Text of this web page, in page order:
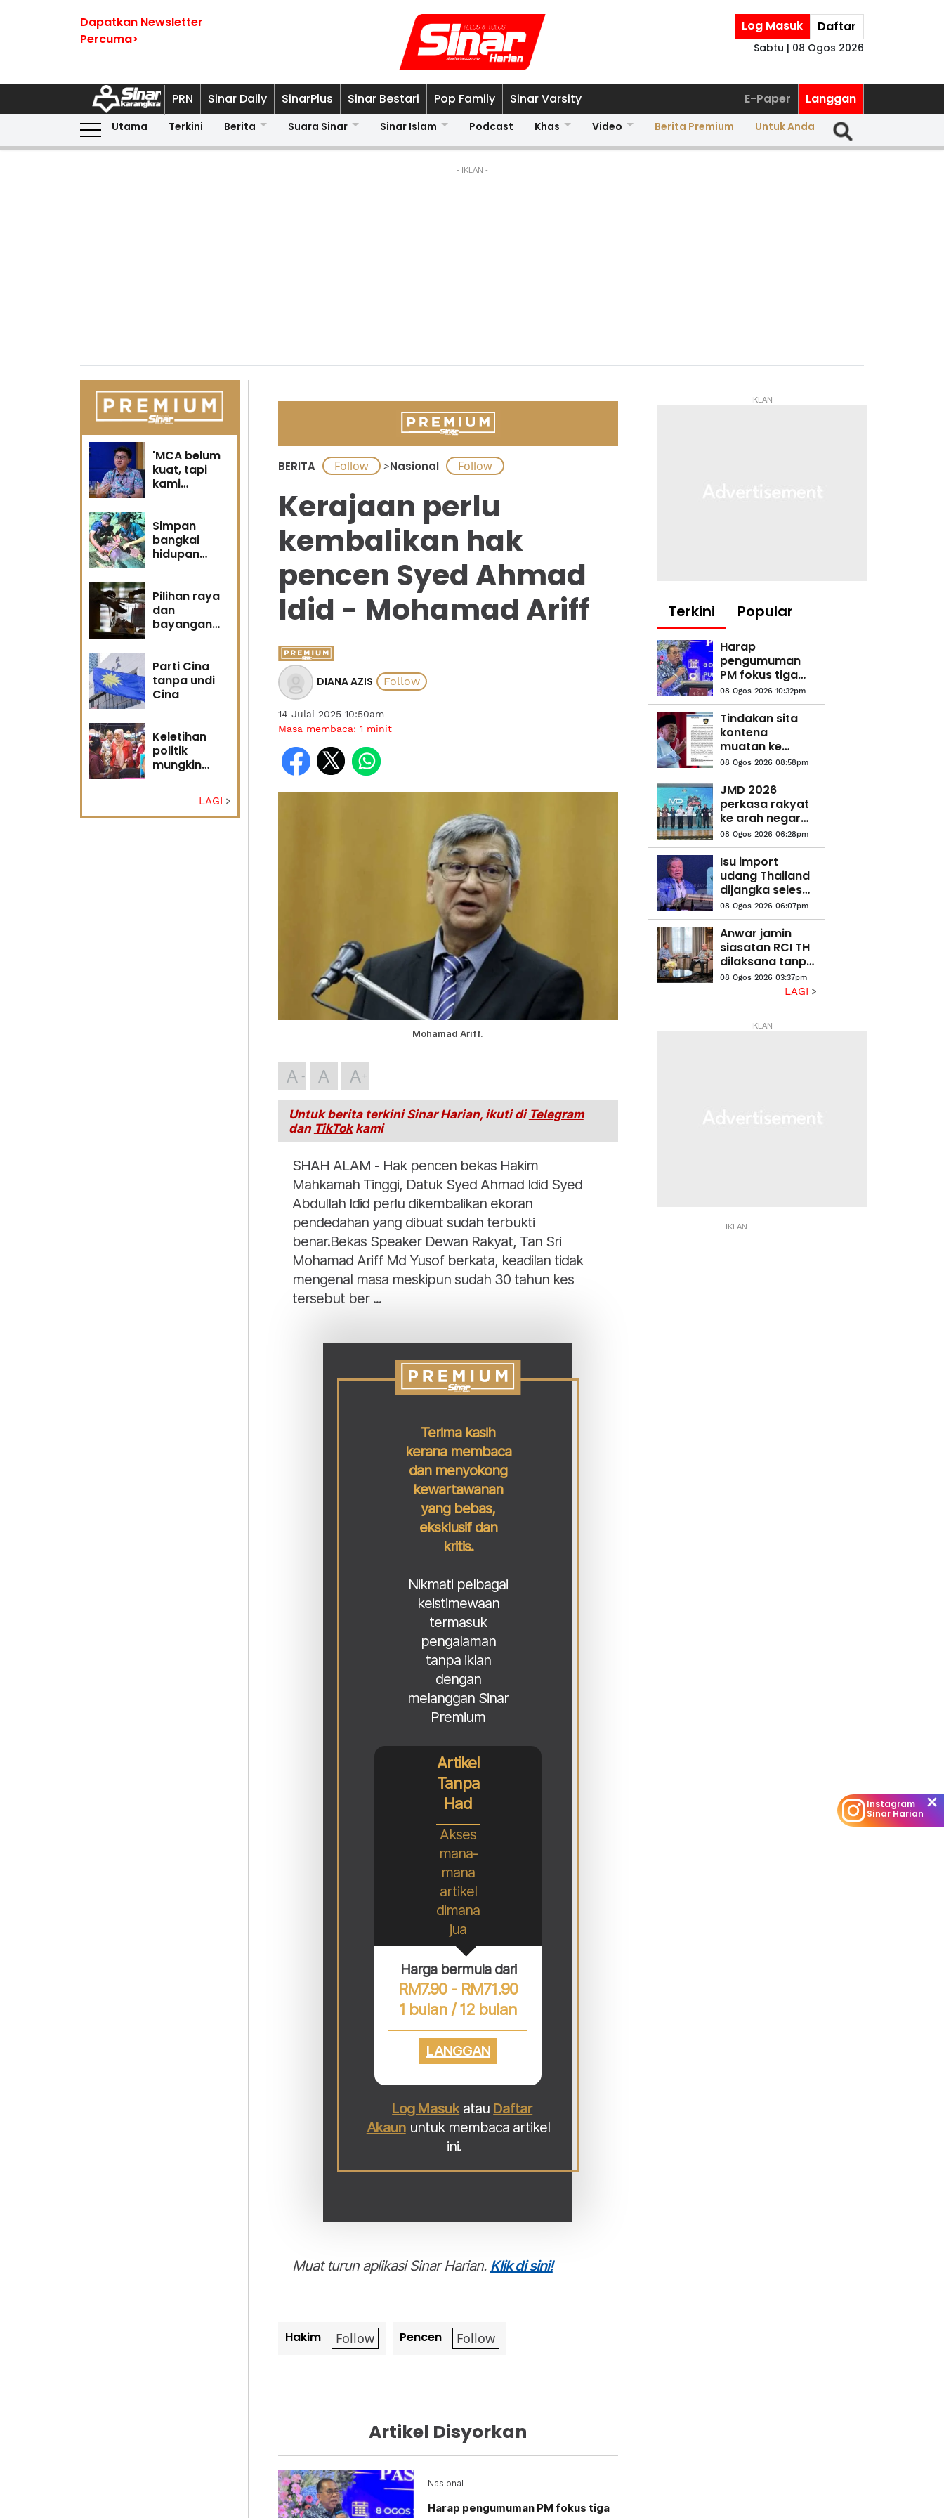
Dapatkan Newsletter
Percuma>
Log Masuk Daftar
Sabtu | 08 Ogos 2026
PRN Sinar Daily SinarPlus Sinar Bestari Pop Family Sinar Varsity E-Paper Langgan
Utama Terkini Berita Suara Sinar Sinar Islam Podcast Khas Video Berita Premium Untuk Anda
- IKLAN -
'MCA belum
kuat, tapi
kami
Simpan
bangkai
hidupan
Pilihan raya
dan
bayangan
Parti Cina
tanpa undi
Cina
Keletihan
politik
mungkin
Penganalisis
LAGI
BERITA >Nasional
Kerajaan perlu
kembalikan hak
pencen Syed Ahmad
Idid - Mohamad Ariff
DIANA AZIS
14 Julai 2025 10:50am
Masa membaca: 1 minit
Mohamad Ariff.
A A A
Untuk berita terkini Sinar Harian, ikuti di Telegram
dan TikTokkami
SHAH ALAM - Hak pencen bekas Hakim
Mahkamah Tinggi, Datuk Syed Ahmad Idid Syed
Abdullah Idid perlu dikembalikan ekoran
pendedahan yang dibuat sudah terbukti
benar.Bekas Speaker Dewan Rakyat, Tan Sri
Mohamad Ariff Md Yusof berkata, keadilan tidak
mengenal masa meskipun sudah 30 tahun kes
tersebut ber ...
Terima kasih
kerana membaca
dan menyokong
kewartawanan
yang bebas,
eksklusif dan
kritis.
Nikmati pelbagai
keistimewaan
termasuk
pengalaman
tanpa iklan
dengan
melanggan Sinar
Premium
Artikel
Tanpa
Had
Akses
mana-
mana
artikel
dimana
jua
Harga bermula dari
RM7.90 - RM71.90
1 bulan / 12 bulan
LANGGAN
Log Masukatau Daftar
Akaununtuk membaca artikel
ini.
Muat turun aplikasi Sinar Harian. Klik di sini!
Hakim Pencen
Artikel Disyorkan
Nasional
Harap pengumuman PM fokus tiga
- IKLAN -
Terkini Popular
Harap
pengumuman
PM fokus tiga
komponen
utama
melibatkan
struktur ATM -
Menteri
Pertahanan
08 Ogos 2026 10:32pm
Tindakan sita
kontena
muatan ke
Israel bukti
ketegasan
Malaysia -
Anwar
08 Ogos 2026 08:58pm
JMD 2026
perkasa rakyat
ke arah negara
AI
08 Ogos 2026 06:28pm
Isu import
udang Thailand
dijangka selesai
pertengahan
bulan ini –
Mohamad Sabu
08 Ogos 2026 06:07pm
Anwar jamin
siasatan RCI TH
dilaksana tanpa
kompromi
08 Ogos 2026 03:37pm
LAGI
- IKLAN -
- IKLAN -
Instagram
Sinar Harian